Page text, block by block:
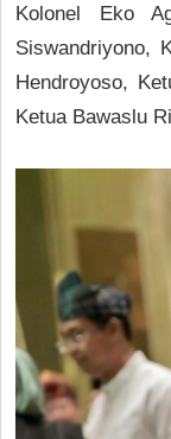
Kolonel Eko
Siswandriyono,
Hendroyoso,
Ketua Bawaslu